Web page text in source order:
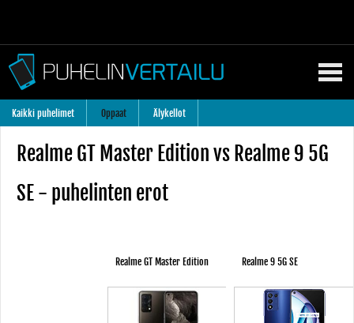
Kaikki puhelimet Oppaat Älykellot
Realme GT Master Edition vs Realme 9 5G
SE - puhelinten erot
Realme GT Master Edition Realme 9 5G SE